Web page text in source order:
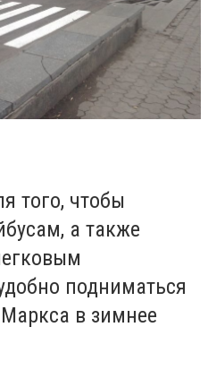
того, чтобы
а также
подниматься
в зимнее